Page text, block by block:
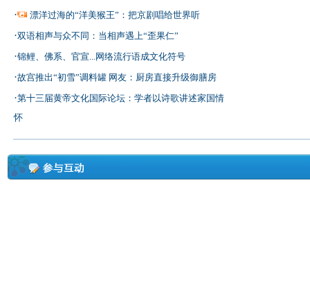
· 漂洋过海的“洋美猴王”：把京剧唱给世界听
·双语相声与众不同：当相声遇上“歪果仁”
·锦鲤、佛系、官宣...网络流行语成文化符号
·故宫推出“初雪”调料罐 网友：厨房直接升级御膳房
·第十三届黄帝文化国际论坛：学者以诗歌讲述家国情
怀